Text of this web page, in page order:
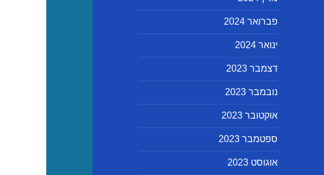
פברואר 2024
ינואר 2024
דצמבר 2023
נובמבר 2023
אוקטובר 2023
ספטמבר 2023
אוגוסט 2023